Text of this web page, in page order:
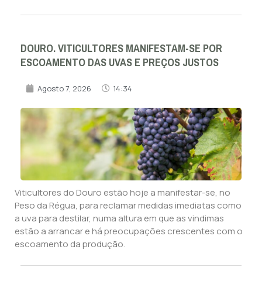
DOURO. VITICULTORES MANIFESTAM-SE POR
ESCOAMENTO DAS UVAS E PREÇOS JUSTOS
Agosto 7, 2026 14:34
Viticultores do Douro estão hoje a manifestar-se, no
Peso da Régua, para reclamar medidas imediatas como
a uva para destilar, numa altura em que as vindimas
estão a arrancar e há preocupações crescentes com o
escoamento da produção.